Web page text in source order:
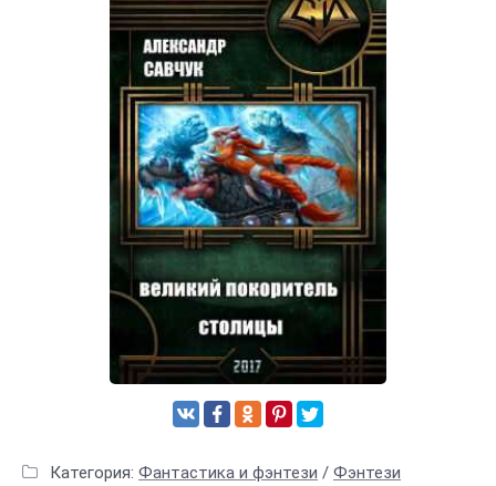
Категория: Фантастика и фэнтези / Фэнтези